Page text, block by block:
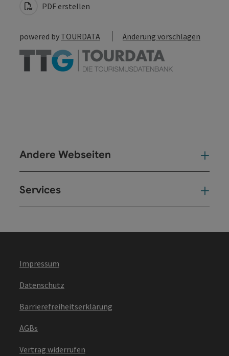
PDF erstellen
powered by TOURDATA Änderung vorschlagen
Andere Webseiten
Services
Impressum
Datenschutz
Barrierefreiheitserklärung
AGBs
Vertrag widerrufen